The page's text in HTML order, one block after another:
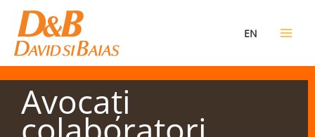
content
EN
Avocaţi